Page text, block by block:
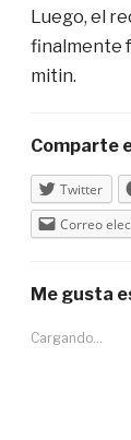
Luego, el
finalmente
mitin.
Comparte
Twitter
Correo
Me gusta
Cargando...